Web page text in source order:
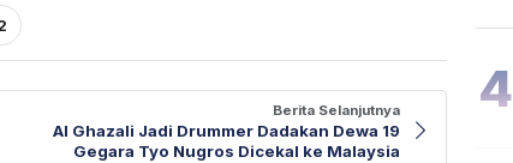
Berita Selanjutnya
Al Ghazali Jadi Drummer Dadakan Dewa 19
Gegara Tyo Nugros Dicekal ke Malaysia
4